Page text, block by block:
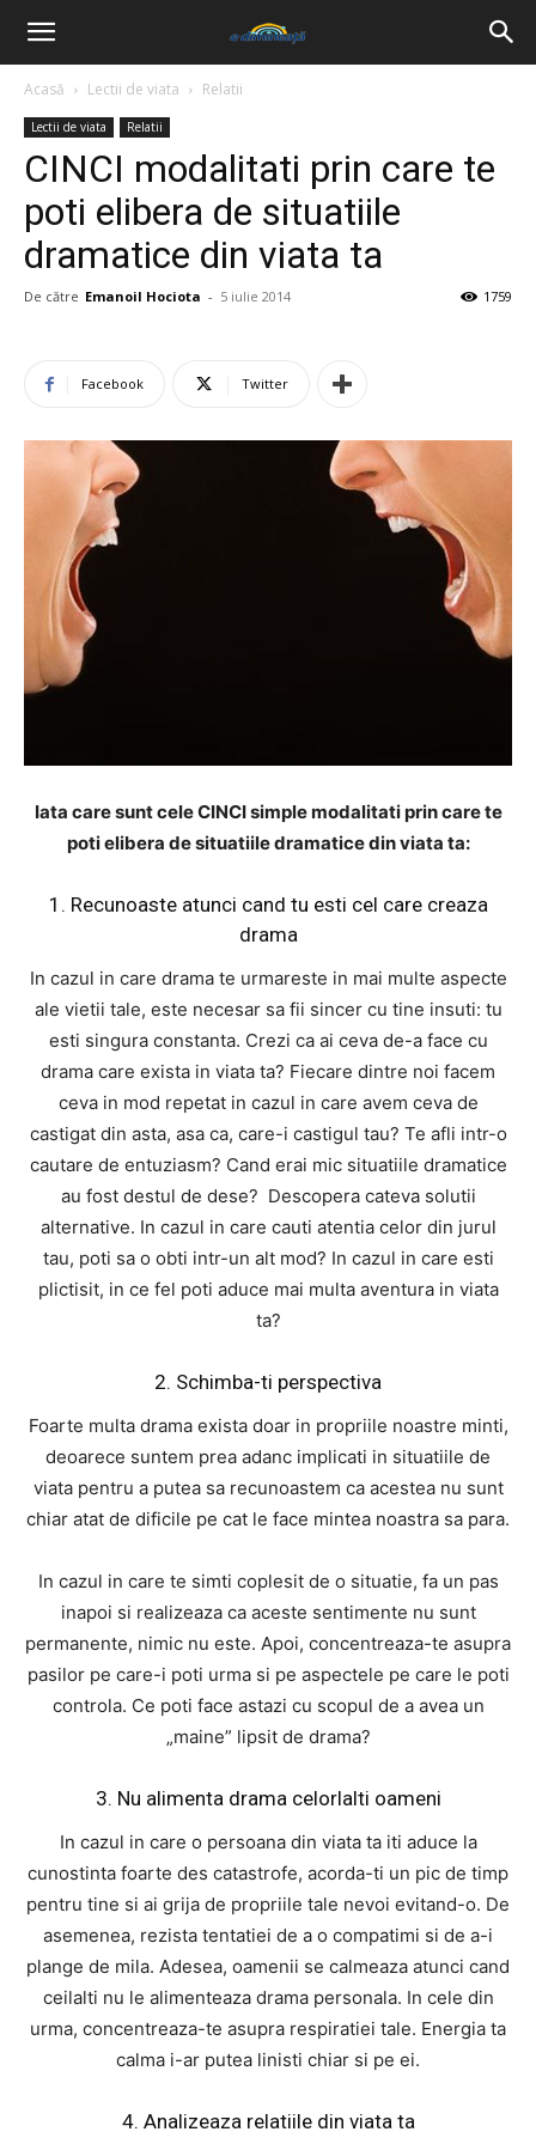
Acasă Lectii de viata Relatii
Lectii de viata Relatii
CINCI modalitati prin care te
poti elibera de situatiile
dramatice din viata ta
De către Emanoil Hociota - 5 iulie 2014 1759
Facebook Twitter
Iata care sunt cele CINCI simple modalitati prin care te
poti elibera de situatiile dramatice din viata ta:
1. Recunoaste atunci cand tu esti cel care creaza
drama
In cazul in care drama te urmareste in mai multe aspecte
ale vietii tale, este necesar sa fii sincer cu tine insuti: tu
esti singura constanta. Crezi ca ai ceva de-a face cu
drama care exista in viata ta? Fiecare dintre noi facem
ceva in mod repetat in cazul in care avem ceva de
castigat din asta, asa ca, care-i castigul tau? Te afli intr-o
cautare de entuziasm? Cand erai mic situatiile dramatice
au fost destul de dese? Descopera cateva solutii
alternative. In cazul in care cauti atentia celor din jurul
tau, poti sa o obti intr-un alt mod? In cazul in care esti
plictisit, in ce fel poti aduce mai multa aventura in viata
ta?
2. Schimba-ti perspectiva
Foarte multa drama exista doar in propriile noastre minti,
deoarece suntem prea adanc implicati in situatiile de
viata pentru a putea sa recunoastem ca acestea nu sunt
chiar atat de dificile pe cat le face mintea noastra sa para.
In cazul in care te simti coplesit de o situatie, fa un pas
inapoi si realizeaza ca aceste sentimente nu sunt
permanente, nimic nu este. Apoi, concentreaza-te asupra
pasilor pe care-i poti urma si pe aspectele pe care le poti
controla. Ce poti face astazi cu scopul de a avea un
„maine” lipsit de drama?
3. Nu alimenta drama celorlalti oameni
In cazul in care o persoana din viata ta iti aduce la
cunostinta foarte des catastrofe, acorda-ti un pic de timp
pentru tine si ai grija de propriile tale nevoi evitand-o. De
asemenea, rezista tentatiei de a o compatimi si de a-i
plange de mila. Adesea, oamenii se calmeaza atunci cand
ceilalti nu le alimenteaza drama personala. In cele din
urma, concentreaza-te asupra respiratiei tale. Energia ta
calma i-ar putea linisti chiar si pe ei.
4. Analizeaza relatiile din viata ta